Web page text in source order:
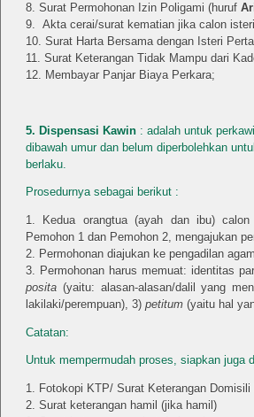
Surat Permohonan Izin Poligami (huruf
Akta cerai/surat kematian jika calon
Surat Harta Bersama dengan Isteri
Surat Keterangan Tidak Mampu dari
Membayar Panjar Biaya Perkara;
5. Dispensasi Kawin : adalah untuk
dibawah umur dan belum diperbolehkan
berlaku.
Prosedurnya sebagai berikut :
Kedua orangtua (ayah dan ibu)
Pemohon 1 dan Pemohon 2, mengajukan
Permohonan diajukan ke pengadilan
Permohonan harus memuat: identitas
posita (yaitu: alasan-alasan/dalil yang
lakilaki/perempuan), 3) petitum (yaitu hal
Catatan:
Untuk mempermudah proses, siapkan juga
Fotokopi KTP/ Surat Keterangan
Surat keterangan hamil (jika hamil)